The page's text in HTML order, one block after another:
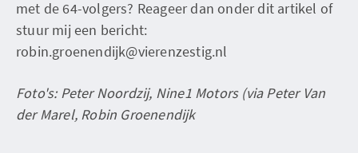
met de 64-volgers? Reageer dan onder dit artikel of
stuur mij een bericht:
robin.groenendijk@vierenzestig.nl
Foto's: Peter Noordzij, Nine1 Motors (via Peter Van
der Marel, Robin Groenendijk